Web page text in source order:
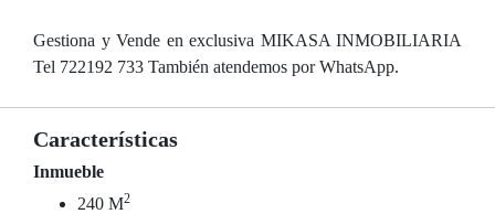
Gestiona y Vende en exclusiva MIKASA INMOBILIARIA
Tel 722192 733 También atendemos por WhatsApp.
Características
Inmueble
240 M2